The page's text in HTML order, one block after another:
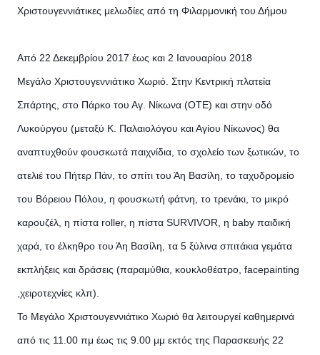
Χριστουγεννιάτικες μελωδίες από τη Φιλαρμονική του Δήμου
Από 22 Δεκεμβρίου 2017 έως και 2 Ιανουαρίου 2018
Μεγάλο Χριστουγεννιάτικο Χωριό. Στην Κεντρική πλατεία
Σπάρτης, στο Πάρκο του Αγ. Νίκωνα (ΟΤΕ) και στην οδό
Λυκούργου (μεταξύ Κ. Παλαιολόγου και Αγίου Νίκωνος) θα
αναπτυχθούν φουσκωτά παιχνίδια, το σχολείο των ξωτικών, το
ατελιέ του Πήτερ Πάν, το σπίτι του Άη Βασίλη, το ταχυδρομείο
του Βόρειου Πόλου, η φουσκωτή φάτνη, το τρενάκι, το μικρό
καρουζέλ, η πίστα roller, η πίστα SURVIVOR, η baby παιδική
χαρά, το έλκηθρο του Άη Βασίλη, τα 5 ξύλινα σπιτάκια γεμάτα
εκπλήξεις και δράσεις (παραμύθια, κουκλοθέατρο, facepainting
,χειροτεχνίες κλπ).
Το Μεγάλο Χριστουγεννιάτικο Χωριό θα λειτουργεί καθημερινά
από τις 11.00 πμ έως τις 9.00 μμ εκτός της Παρασκευής 22